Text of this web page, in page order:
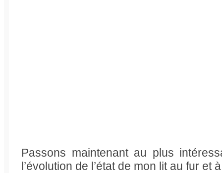
Passons maintenant au plus
l’évolution de l’état de mon lit au fur et